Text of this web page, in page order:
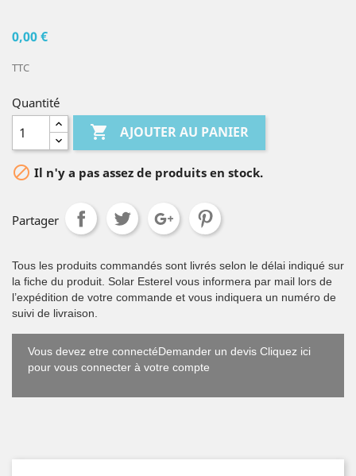
0,00 €
TTC
Quantité
 AJOUTER AU PANIER
 Il n'y a pas assez de produits en stock.
Partager
Tous les produits commandés sont livrés selon le délai indiqué sur
la fiche du produit. Solar Esterel vous informera par mail lors de
l’expédition de votre commande et vous indiquera un numéro de
suivi de livraison.
Vous devez etre connectéDemander un devis Cliquez ici
pour vous connecter à votre compte